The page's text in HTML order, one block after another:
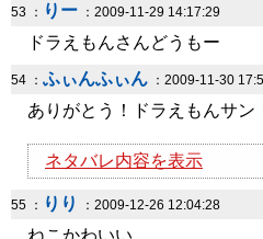
53 ： りー ：2009-11-29 14:17:29
ドラえもんさんどうもー
54 ： ふぃんふぃん ：2009-11-30
ありがとう！ドラえもんサン
ネタバレ内容を表示
55 ： りり ：2009-12-26 12:04:28
ねこかわいい